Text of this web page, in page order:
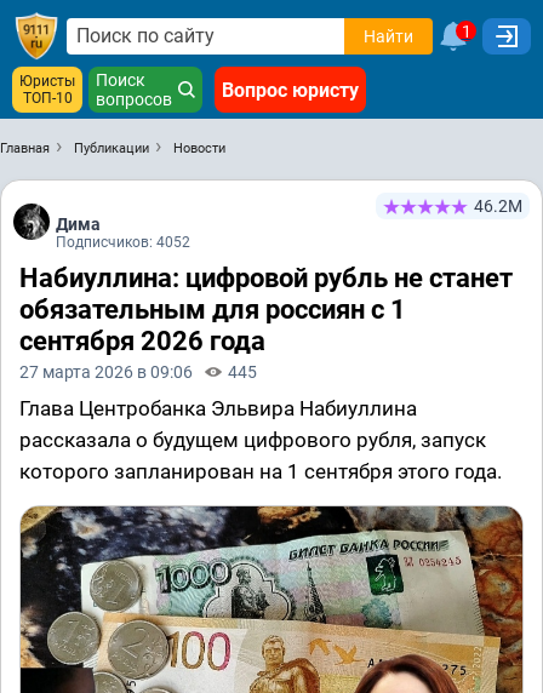
Найти 1
Юристы
ТОП-10
Поиск
вопросов
Вопрос юристу
Главная Публикации Новости
Дима
Подписчиков: 4052
46.2М
Набиуллина: цифровой рубль не станет
обязательным для россиян с 1
сентября 2026 года
27 марта 2026 в 09:06 445
Глава Центробанка Эльвира Набиуллина
рассказала о будущем цифрового рубля, запуск
которого запланирован на 1 сентября этого года.